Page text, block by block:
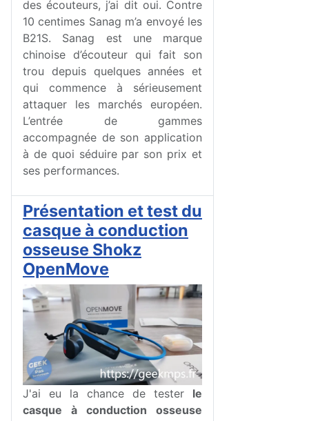
des écouteurs, j’ai dit oui. Contre
10 centimes Sanag m’a envoyé les
B21S. Sanag est une marque
chinoise d’écouteur qui fait son
trou depuis quelques années et
qui commence à sérieusement
attaquer les marchés européen.
L’entrée de gammes
accompagnée de son application
à de quoi séduire par son prix et
ses performances.
Présentation et test du
casque à conduction
osseuse Shokz
OpenMove
J'ai eu la chance de tester le
casque à conduction osseuse